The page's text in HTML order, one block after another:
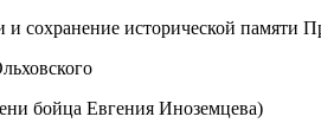
сохранение исторической памяти
бойца Евгения Иноземцева)